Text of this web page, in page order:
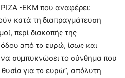
-ΕΚΜ που αναφέρει:
κατά τη διαπραγμάτευση
περί διακοπής της
από το ευρώ, ίσως και
συμπυκνώσει το σύνθημα που
για το ευρώ”, απόλυτη